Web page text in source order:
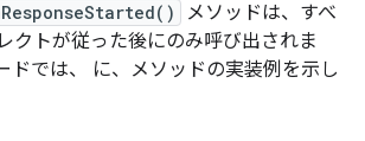
メソッドは、すべ
クトが従った後にのみ呼び出されま
ドでは、 に、メソッドの実装例を示し